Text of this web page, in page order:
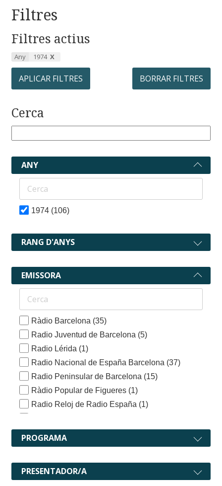
Filtres
Filtres actius
Any 1974
APLICAR FILTRES BORRAR FILTRES
Cerca
ANY
1974 (106)
RANG D'ANYS
EMISSORA
Ràdio Barcelona (35)
Radio Juventud de Barcelona (5)
Radio Lérida (1)
Radio Nacional de España Barcelona (37)
Radio Peninsular de Barcelona (15)
Ràdio Popular de Figueres (1)
Radio Reloj de Radio España (1)
Radio Tarrasa(2)
Ràdio Terrassa(2)
Tercer Programa de RNE
PROGRAMA
PRESENTADOR/A